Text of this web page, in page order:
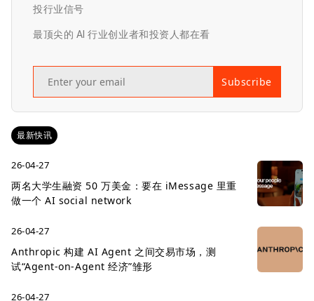
投行业信号
最顶尖的 AI 行业创业者和投资人都在看
Subscribe
最新快讯
26-04-27
两名大学生融资 50 万美金：要在 iMessage 里重
做一个 AI social network
26-04-27
Anthropic 构建 AI Agent 之间交易市场，测
试“Agent-on-Agent 经济”雏形
26-04-27